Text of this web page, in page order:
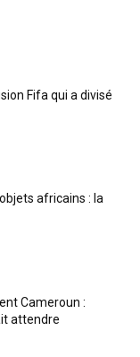
Fifa qui a divisé
africains : la
Cameroun :
attendre